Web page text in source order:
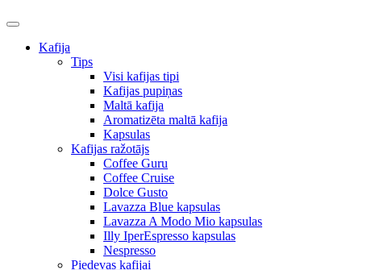
Kafija
Tips
Visi kafijas tipi
Kafijas pupiņas
Maltā kafija
Aromatizēta maltā kafija
Kapsulas
Kafijas ražotājs
Coffee Guru
Coffee Cruise
Dolce Gusto
Lavazza Blue kapsulas
Lavazza A Modo Mio kapsulas
Illy IperEspresso kapsulas
Nespresso
Piedevas kafijai